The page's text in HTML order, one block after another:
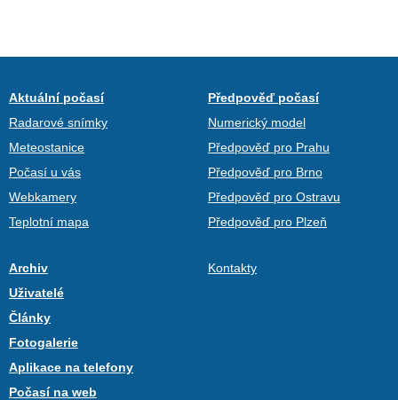
Aktuální počasí
Radarové snímky
Meteostanice
Počasí u vás
Webkamery
Teplotní mapa
Předpověď počasí
Numerický model
Předpověď pro Prahu
Předpověď pro Brno
Předpověď pro Ostravu
Předpověď pro Plzeň
Archiv
Uživatelé
Články
Fotogalerie
Aplikace na telefony
Počasí na web
Kontakty